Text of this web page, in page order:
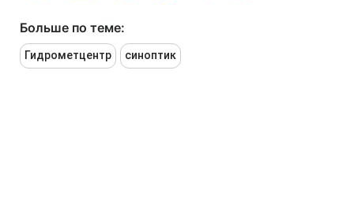
Больше по теме:
Гидрометцентр синоптик